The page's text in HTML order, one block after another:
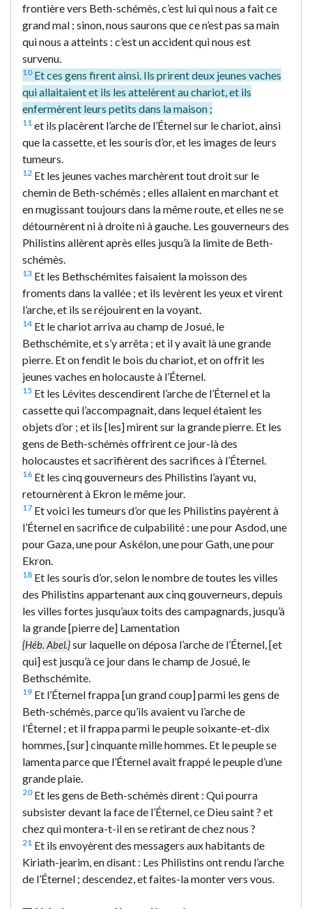
frontière vers Beth-schémès, c’est lui qui nous a fait ce
grand mal ; sinon, nous saurons que ce n’est pas sa main
qui nous a atteints : c’est un accident qui nous est
survenu.
10Et ces gens firent ainsi. Ils prirent deux jeunes vaches
qui allaitaient et ils les attelèrent au chariot, et ils
enfermèrent leurs petits dans la maison ;
11 et ils placèrent l’arche de l’Éternel sur le chariot, ainsi
que la cassette, et les souris d’or, et les images de leurs
tumeurs.
12 Et les jeunes vaches marchèrent tout droit sur le
chemin de Beth-schémès ; elles allaient en marchant et
en mugissant toujours dans la même route, et elles ne se
détournèrent ni à droite ni à gauche. Les gouverneurs des
Philistins allèrent après elles jusqu’à la limite de Beth-
schémès.
13 Et les Bethschémites faisaient la moisson des
froments dans la vallée ; et ils levèrent les yeux et virent
l’arche, et ils se réjouirent en la voyant.
14 Et le chariot arriva au champ de Josué, le
Bethschémite, et s’y arrêta ; et il y avait là une grande
pierre. Et on fendit le bois du chariot, et on offrit les
jeunes vaches en holocauste à l’Éternel.
15 Et les Lévites descendirent l’arche de l’Éternel et la
cassette qui l’accompagnait, dans lequel étaient les
objets d’or ; et ils [les] mirent sur la grande pierre. Et les
gens de Beth-schémès offrirent ce jour-là des
holocaustes et sacrifièrent des sacrifices à l’Éternel.
16 Et les cinq gouverneurs des Philistins l’ayant vu,
retournèrent à Ekron le même jour.
17 Et voici les tumeurs d’or que les Philistins payèrent à
l’Éternel en sacrifice de culpabilité : une pour Asdod, une
pour Gaza, une pour Askélon, une pour Gath, une pour
Ekron.
18 Et les souris d’or, selon le nombre de toutes les villes
des Philistins appartenant aux cinq gouverneurs, depuis
les villes fortes jusqu’aux toits des campagnards, jusqu’à
la grande [pierre de] Lamentation
{Héb. Abel.}sur laquelle on déposa l’arche de l’Éternel, [et
qui] est jusqu’à ce jour dans le champ de Josué, le
Bethschémite.
19 Et l’Éternel frappa [un grand coup] parmi les gens de
Beth-schémès, parce qu’ils avaient vu l’arche de
l’Éternel ; et il frappa parmi le peuple soixante-et-dix
hommes, [sur] cinquante mille hommes. Et le peuple se
lamenta parce que l’Éternel avait frappé le peuple d’une
grande plaie.
20Et les gens de Beth-schémès dirent : Qui pourra
subsister devant la face de l’Éternel, ce Dieu saint ? et
chez qui montera-t-il en se retirant de chez nous ?
21 Et ils envoyèrent des messagers aux habitants de
Kiriath-jearim, en disant : Les Philistins ont rendu l’arche
de l’Éternel ; descendez, et faites-la monter vers vous.